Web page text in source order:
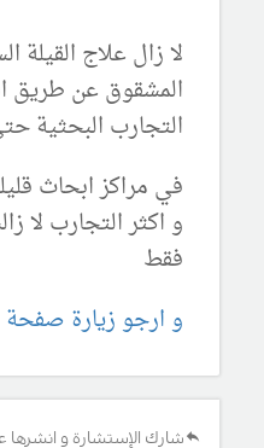
لا زال علاج القيلة
المشقوق عن طريق
التجارب البحثية
في مراكز ابحاث
و اكثر التجارب لا
فقط
و ارجو زيارة صفحة
شارك الإستشارة و